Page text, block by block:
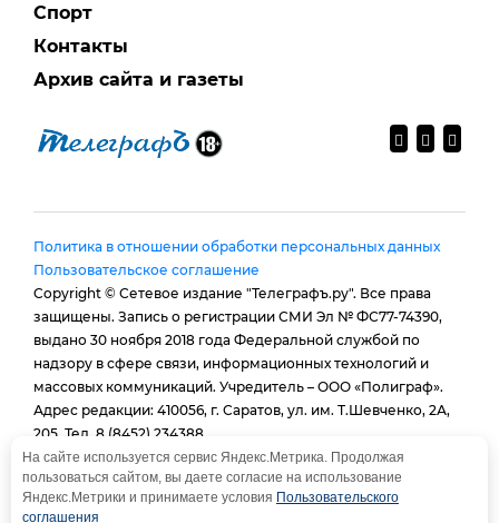
Спорт
Контакты
Архив сайта и газеты
Политика в отношении обработки персональных данных
Пользовательское соглашение
Copyright © Сетевое издание "Телеграфъ.ру". Все права
защищены. Запись о регистрации СМИ Эл № ФС77-74390,
выдано 30 ноября 2018 года Федеральной службой по
надзору в сфере связи, информационных технологий и
массовых коммуникаций. Учредитель – ООО «Полиграф».
Адрес редакции: 410056, г. Саратов, ул. им. Т.Шевченко, 2А,
205. Тел. 8 (8452) 234388.
E-mail: provtelegraf@gmail.com
И.о. главного редактора: Голубева Е. В.
При использовании материалов сайта - гиперссылка
На сайте используется сервис Яндекс.Метрика. Продолжая
пользоваться сайтом, вы даете согласие на использование
Яндекс.Метрики и принимаете условия Пользовательского
соглашения